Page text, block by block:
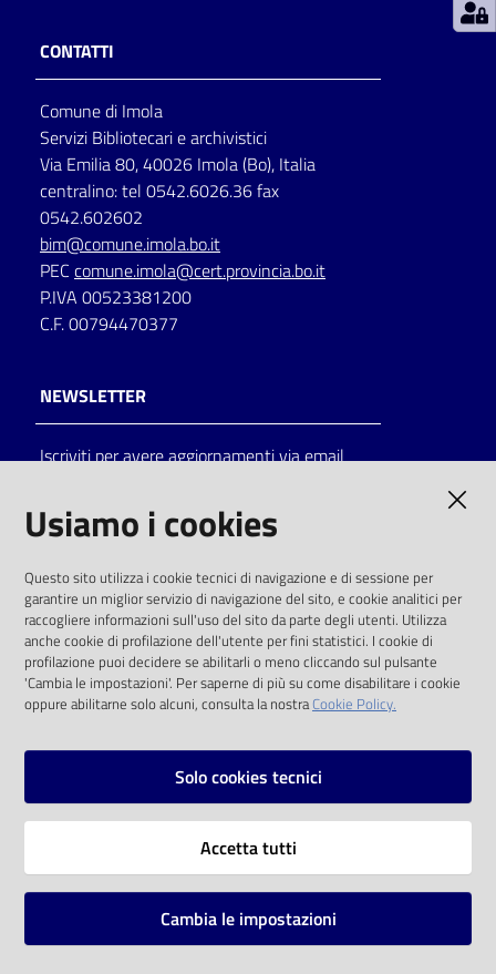
per
lettura
Seguici
su
Catalogo
on line
Eventi
Chiedi al
bibliotecario
CONTATTI
Comune di Imola
Servizi Bibliotecari e archivistici
Via Emilia 80, 40026 Imola (Bo), Italia
centralino: tel 0542.6026.36 fax
0542.602602
bim@comune.imola.bo.it
PEC comune.imola@cert.provincia.bo.it
P.IVA 00523381200
C.F. 00794470377
NEWSLETTER
Iscriviti per avere aggiornamenti via email
solo alle condizioni previste dalla direttiva
comunitaria 2003/98/CE e dal d.lgs. 36/2006
SOCIAL
Instagram
Vai alla pagina
Mappa del sito
Usiamo i cookies
Questo sito utilizza i cookie tecnici di navigazione e di sessione per
garantire un miglior servizio di navigazione del sito, e cookie analitici per
raccogliere informazioni sull'uso del sito da parte degli utenti. Utilizza
anche cookie di profilazione dell'utente per fini statistici. I cookie di
profilazione puoi decidere se abilitarli o meno cliccando sul pulsante
'Cambia le impostazioni'. Per saperne di più su come disabilitare i cookie
oppure abilitarne solo alcuni, consulta la nostraCookie Policy.
Solo cookies tecnici
Accetta tutti
Cambia le impostazioni